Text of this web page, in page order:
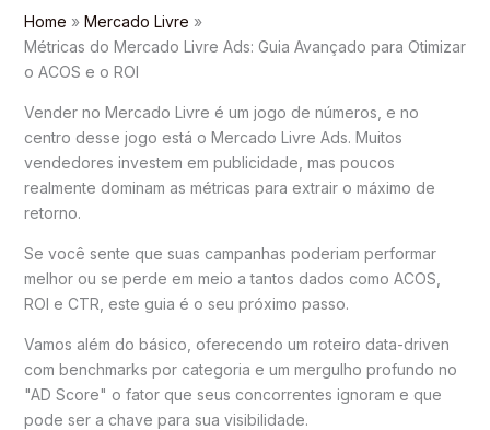
Home
Mercado Livre
Métricas do Mercado Livre Ads: Guia Avançado para Otimizar
o ACOS e o ROI
Vender no Mercado Livre é um jogo de números, e no
centro desse jogo está o Mercado Livre Ads. Muitos
vendedores investem em publicidade, mas poucos
realmente dominam as métricas para extrair o máximo de
retorno.
Se você sente que suas campanhas poderiam performar
melhor ou se perde em meio a tantos dados como ACOS,
ROI e CTR, este guia é o seu próximo passo.
Vamos além do básico, oferecendo um roteiro data-driven
com benchmarks por categoria e um mergulho profundo no
"AD Score" o fator que seus concorrentes ignoram e que
pode ser a chave para sua visibilidade.